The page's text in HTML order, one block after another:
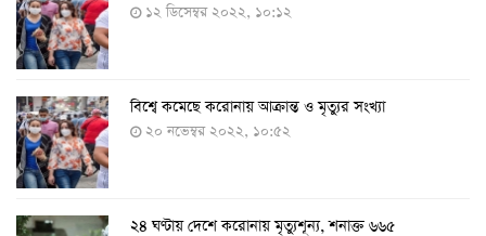
১২ ডিসেম্বর ২০২২, ১০:১২
বিশ্বে কমেছে করোনায় আক্রান্ত ও মৃত্যুর সংখ্যা
২০ নভেম্বর ২০২২, ১০:৫২
২৪ ঘণ্টায় দেশে করোনায় মৃত্যুশূন্য, শনাক্ত ৬৬৫